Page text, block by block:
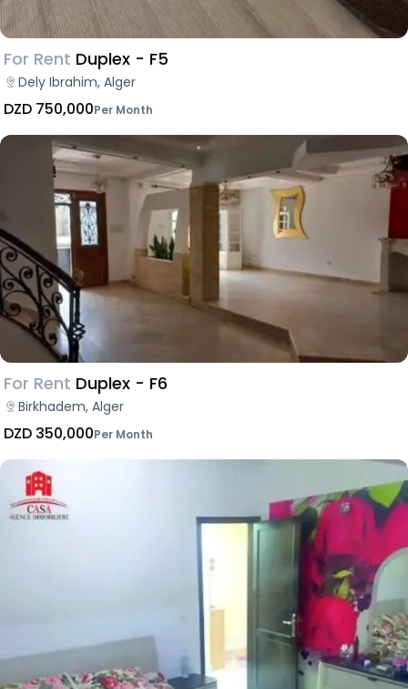
For Rent Duplex - F5
Dely Ibrahim, Alger
DZD 750,000Per Month
For Rent Duplex - F6
Birkhadem, Alger
DZD 350,000Per Month